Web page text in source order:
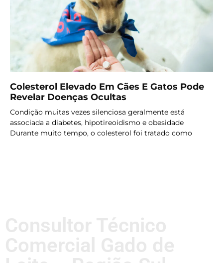
Colesterol Elevado Em Cães E Gatos Pode
Revelar Doenças Ocultas
Condição muitas vezes silenciosa geralmente está
associada a diabetes, hipotireoidismo e obesidade
Durante muito tempo, o colesterol foi tratado como